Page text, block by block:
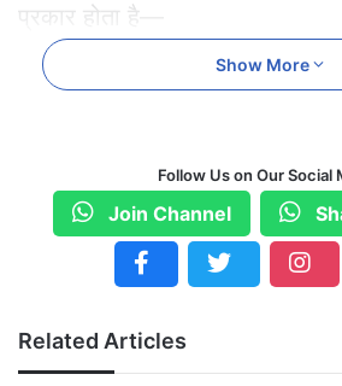
प्रकार होता है—
प्राइमरी (1–5): 5.75 लाख
हाई स्कूल (9–12): 9.2 लाख
कुल खर्च: 20–22 लाख रुपए
उन्होंने कहा कि इसमें किताबों,
ट्यूशन और अन्य गतिविधियों का खर्च
आता है। बड़े और प्रीमियम स्कूलों में
Show More
Follow Us on Our Social
Join Channel
Related Articles